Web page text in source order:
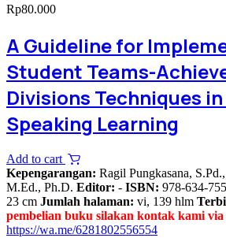
Rp80.000
A Guideline for
Student Teams-
Divisions Techniques
Speaking Learning
Add to cart
Kepengarangan: Ragil Pungkasana,
M.Ed., Ph.D. Editor: - ISBN: 978-634-
23 cm Jumlah halaman: vi, 139 hlm
pembelian buku silakan kontak kami via
https://wa.me/6281802556554